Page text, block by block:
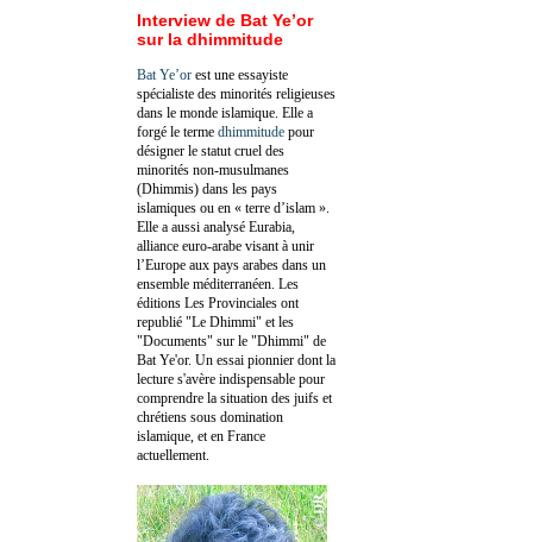
Interview de Bat Ye’or
sur la dhimmitude
Bat Ye’or est une essayiste
spécialiste des minorités religieuses
dans le monde islamique. Elle a
forgé le terme dhimmitude pour
désigner le statut cruel des
minorités non-musulmanes
(Dhimmis) dans les pays
islamiques ou en « terre d’islam ».
Elle a aussi analysé Eurabia,
alliance euro-arabe visant à unir
l’Europe aux pays arabes dans un
ensemble méditerranéen. Les
éditions Les Provinciales ont
republié "Le Dhimmi" et les
"Documents" sur le "Dhimmi" de
Bat Ye'or. Un essai pionnier dont la
lecture s'avère indispensable pour
comprendre la situation des juifs et
chrétiens sous domination
islamique, et en France
actuellement.